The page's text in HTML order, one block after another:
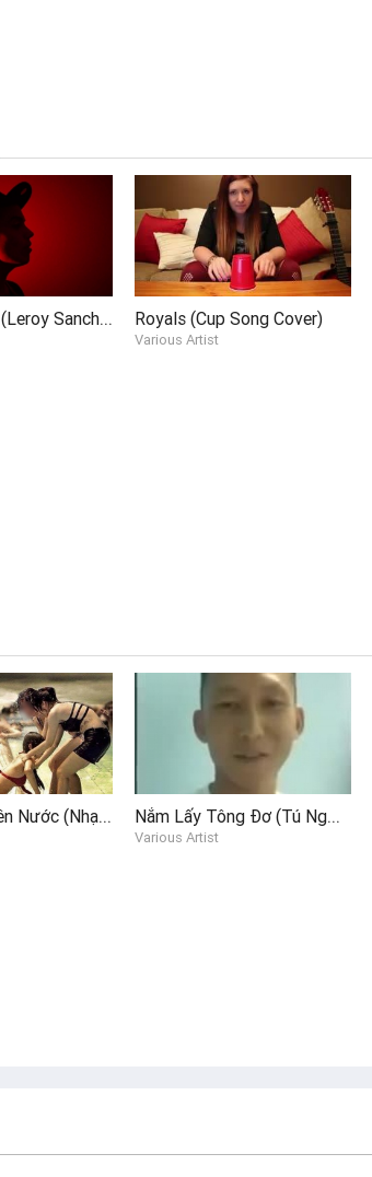
Talking Body (Leroy Sanchez Cover) Royals (Cup Song Cover)
Various Artist
Trèo Công Viên Nước (Nhạc Trắng Chế) Nắm Lấy Tông Đơ (Tú Ngựa Chế)
Various Artist